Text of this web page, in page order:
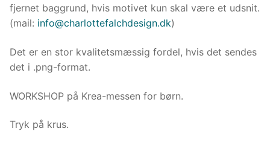
fjernet baggrund, hvis motivet kun skal være et udsnit.
(mail: info@charlottefalchdesign.dk)
Det er en stor kvalitetsmæssig fordel, hvis det sendes
det i .png-format.
WORKSHOP på Krea-messen for børn.
Tryk på krus.
Statistik
kunne
forbedre
websitets
og
indsamles